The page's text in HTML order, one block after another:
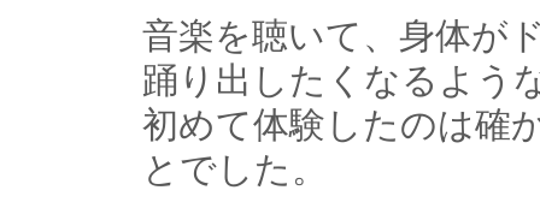
音楽を聴いて、身体が
踊り出したくなるよう
初めて体験したのは確
とでした。